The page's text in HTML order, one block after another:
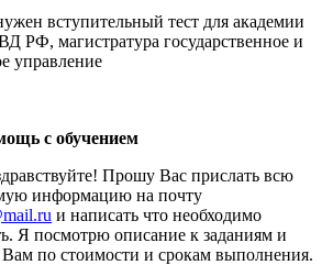
вступительный тест для академии
РФ, магистратура государственное и
управление
с обучением
Прошу Вас прислать всю
информацию на почту
и написать что необходимо
Я посмотрю описание к заданиям и
по стоимости и срокам выполнения.